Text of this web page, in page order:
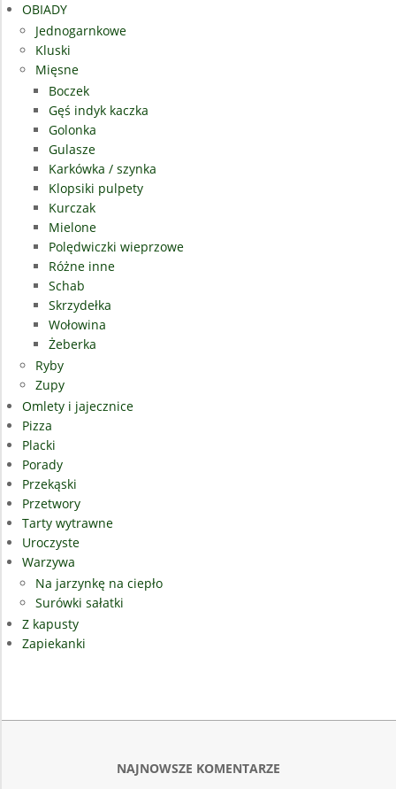
OBIADY
Jednogarnkowe
Kluski
Mięsne
Boczek
Gęś indyk kaczka
Golonka
Gulasze
Karkówka / szynka
Klopsiki pulpety
Kurczak
Mielone
Polędwiczki wieprzowe
Różne inne
Schab
Skrzydełka
Wołowina
Żeberka
Ryby
Zupy
Omlety i jajecznice
Pizza
Placki
Porady
Przekąski
Przetwory
Tarty wytrawne
Uroczyste
Warzywa
Na jarzynkę na ciepło
Surówki sałatki
Z kapusty
Zapiekanki
NAJNOWSZE KOMENTARZE